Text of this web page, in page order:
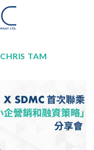
CHRIS TAM